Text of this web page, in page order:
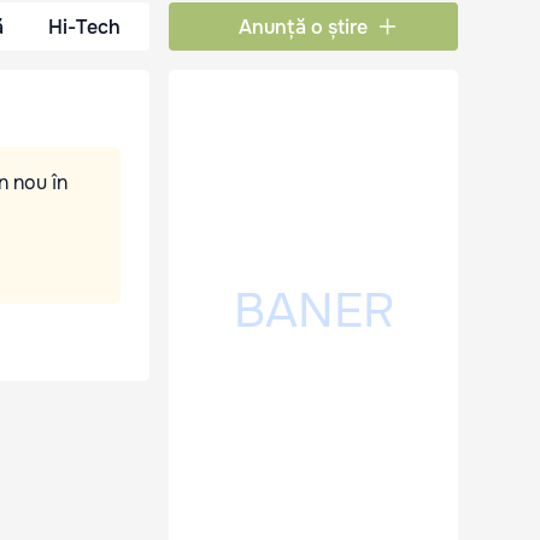
Hi-Tech Anunță o știre
nou în